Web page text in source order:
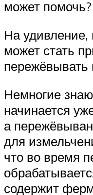
может помочь?
На удивление,
может стать
Немногие
начинается
а
для
что во время
содержит